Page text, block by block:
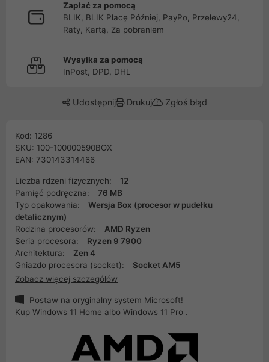
Zapłać za pomocą
BLIK, BLIK Płacę Później, PayPo, Przelewy24,
Raty, Kartą, Za pobraniem
Wysyłka za pomocą
InPost, DPD, DHL
Udostępnij Drukuj Zgłoś błąd
Kod: 1286
SKU: 100-100000590BOX
EAN: 730143314466
Liczba rdzeni fizycznych:
12
Pamięć podręczna:
76 MB
Typ opakowania:
Wersja Box (procesor w pudełku
detalicznym)
Rodzina procesorów:
AMD Ryzen
Seria procesora:
Ryzen 9 7900
Architektura:
Zen 4
Gniazdo procesora (socket):
Socket AM5
Zobacz więcej szczegółów
Postaw na oryginalny system Microsoft!
Kup Windows 11 Home albo Windows 11 Pro .